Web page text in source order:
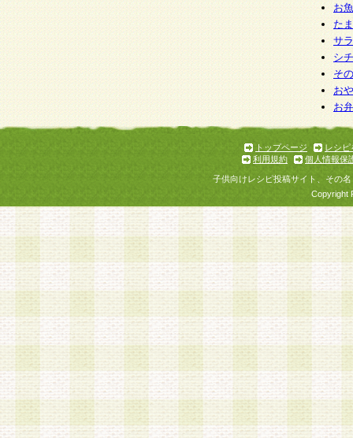
お
た
サ
シ
そ
お
お
トップページ
レシピ
利用規約
個人情報保
子供向けレシピ投稿サイト、その
Copyright